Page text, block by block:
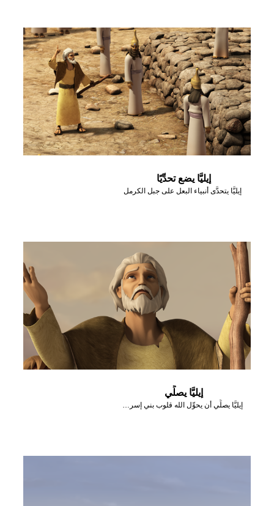
إيليَّا يضع تحدِّيًا
إيليَّا يتحدَّى أنبياء البعل على جبل الكرمل
إيليَّا يصلِّي
إيليَّا يصلِّي أن يحوِّل الله قلوب بني إسرائيل